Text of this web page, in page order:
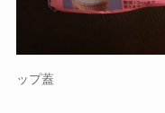
ップ蓋